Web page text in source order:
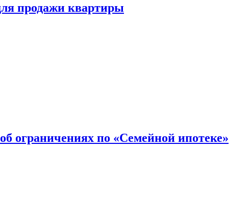
продажи квартиры
ограничениях по «Семейной ипотеке»